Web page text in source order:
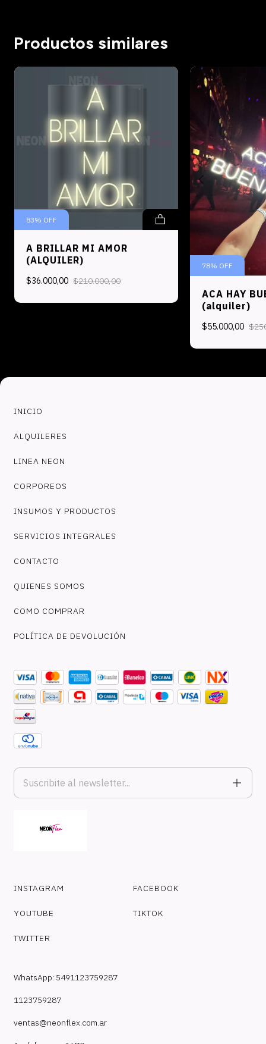
Productos similares
83% OFF
A BRILLAR MI AMOR
(ALQUILER)
$36.000,00 $210.000,00
78% OFF
ACA HAY
(alquiler)
$55.000,00
INICIO
ALQUILERES
LINEA NEON
CORPOREOS
INSUMOS Y PRODUCTOS
SERVICIOS INTEGRALES
CONTACTO
QUIENES SOMOS
COMO COMPRAR
POLÍTICA DE DEVOLUCIÓN
INSTAGRAM FACEBOOK
YOUTUBE TIKTOK
TWITTER
WhatsApp: 5491123759287
1123759287
ventas@neonflex.com.ar